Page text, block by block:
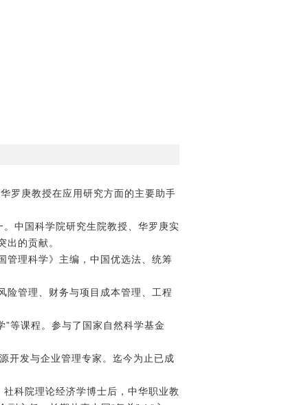
罗庚教授在应用研究方面的主要助手
中国科学院研究生院教授、华罗庚实
的贡献。
管理科学》主编，中国优选法、统筹
险管理、财务与项目成本管理、工程
等课程。参与了国家自然科学基金
开发与企业管理专家。迄今为止已成
科院理论经济学博士后，中华职业教